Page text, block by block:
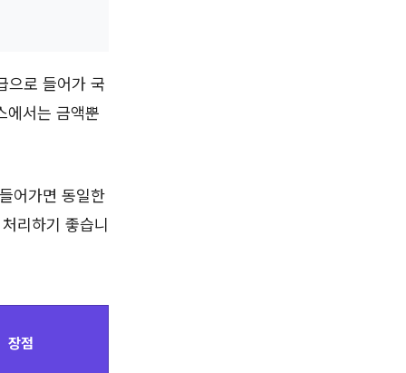
으로 들어가 국
에서는 금액뿐
어가면 동일한
리하기 좋습니
장점